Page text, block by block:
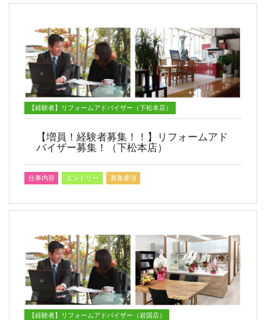
【経験者】リフォームアドバイザー（下松本店）
【増員！経験者募集！！】リフォームアド
バイザー募集！（下松本店）
仕事内容 エントリー 募集要項
【経験者】リフォームアドバイザー（岩国店）